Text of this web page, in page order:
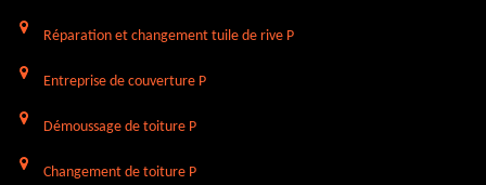
Réparation et changement tuile de rive P
Entreprise de couverture P
Démoussage de toiture P
Changement de toiture P